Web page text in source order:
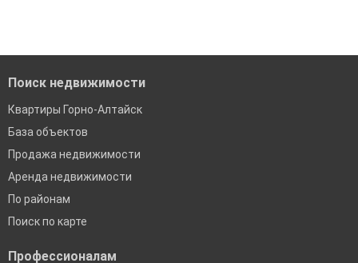
Поиск недвижимости
Квартиры Горно-Алтайск
База объектов
Продажа недвижимости
Аренда недвижимости
По районам
Поиск по карте
Профессионалам